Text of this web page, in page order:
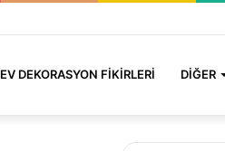
EV DEKORASYON FIKIRLERI DIĞER